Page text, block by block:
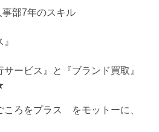
部7年のスキル
サービス』と『ブランド買取』
ころをプラス をモットーに、